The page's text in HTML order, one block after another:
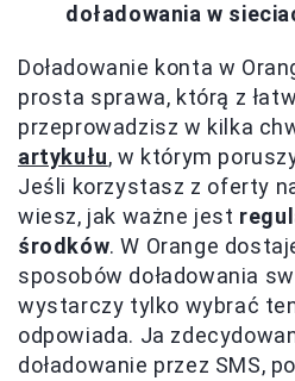
doładowania w
Doładowanie konta w
prosta sprawa, którą z
przeprowadzisz w kilka
artykułu, w którym
Jeśli korzystasz z oferty
wiesz, jak ważne jest
środków. W Orange
sposobów doładowania
wystarczy tylko wybrać
odpowiada. Ja
doładowanie przez SMS,